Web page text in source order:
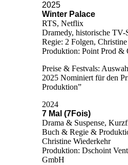
2025
Winter Palace
RTS, Netflix
Dramedy, historische TV-
Regie: 2 Folgen,
Produktion: Point Prod &
Preise & Festvals:
2025 Nominiert für den
Produktion”
2024
7 Mal (7Fois)
Drama & Suspense,
Buch & Regie &
Christine Wiederkehr
Produktion: Dschoint
GmbH